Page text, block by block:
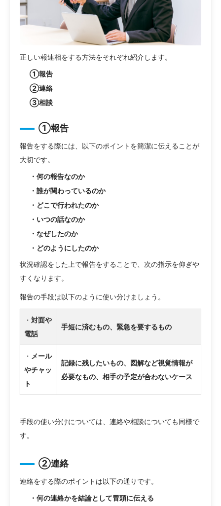
正しい報連相をする方法をそれぞれ紹介します。
①報告
②連絡
③相談
①報告
報告をする際には、以下のポイントを簡潔に伝えることが
大切です。
・何の報告なのか
・誰が関わっているのか
・どこで行われたのか
・いつの話なのか
・なぜしたのか
・どのようにしたのか
状況確認をした上で報告をすることで、次の指示を仰ぎや
すくなります。
報告の手段は以下のように使い分けましょう。
・ 対面や
電話
手短に済むもの、緊急を要するもの
・ メール
やチャッ
ト
記録に残したいもの、図解など視覚情報が
必要なもの、相手の予定が合わないケース
手段の使い分けについては、連絡や相談についても同様で
す。
②連絡
連絡をする際のポイントは以下の通りです。
・何の連絡かを結論として冒頭に伝える